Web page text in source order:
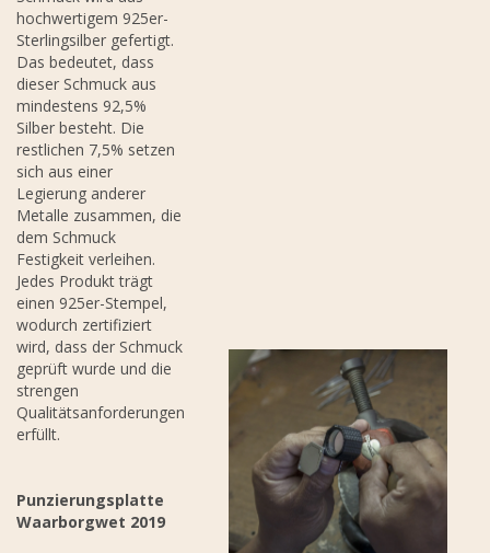
hochwertigem 925er-
Sterlingsilber gefertigt.
Das bedeutet, dass
dieser Schmuck aus
mindestens 92,5%
Silber besteht. Die
restlichen 7,5% setzen
sich aus einer
Legierung anderer
Metalle zusammen, die
dem Schmuck
Festigkeit verleihen.
Jedes Produkt trägt
einen 925er-Stempel,
wodurch zertifiziert
wird, dass der Schmuck
geprüft wurde und die
strengen
Qualitätsanforderungen
erfüllt.
Punzierungsplatte
Waarborgwet 2019